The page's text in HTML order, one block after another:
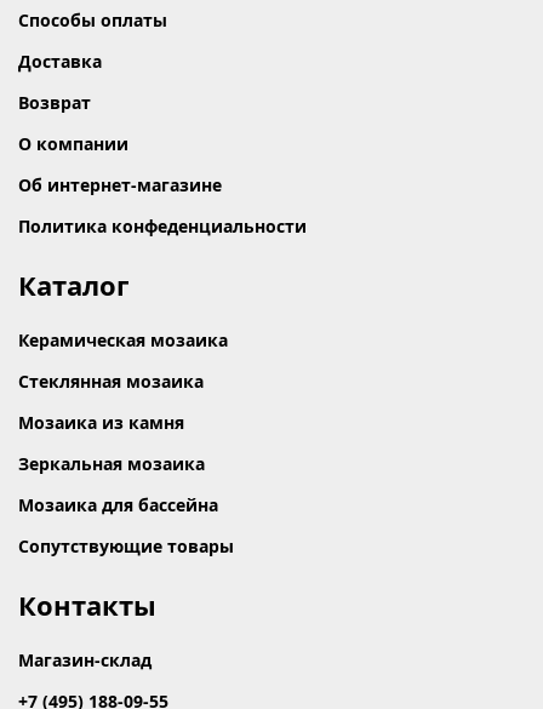
Способы оплаты
Доставка
Возврат
О компании
Об интернет-магазине
Политика конфеденциальности
Каталог
Керамическая мозаика
Стеклянная мозаика
Мозаика из камня
Зеркальная мозаика
Мозаика для бассейна
Сопутствующие товары
Контакты
Магазин-склад
+7 (495) 188-09-55